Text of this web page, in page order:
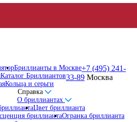
Бриллианты в Москве
Каталог Бриллиантов
Кольца и серьги
Справка
О бриллиантах
Цвет бриллианта
бриллиантаОгранка бриллианта
+7 (495) 241-
33-89 Москва